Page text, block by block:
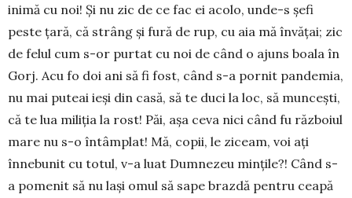
inimă cu noi! Și nu zic de ce fac ei acolo, unde-s șefi
peste țară, că strâng și fură de rup, cu aia mă învățai; zic
de felul cum s-or purtat cu noi de când o ajuns boala în
Gorj. Acu fo doi ani să fi fost, când s-a pornit pandemia,
nu mai pu­teai ieși din casă, să te duci la loc, să muncești,
că te lua miliția la rost! Păi, așa ceva nici când fu răz­boiul
mare nu s-o întâmplat! Mă, copii, le zi­ceam, voi ați
înnebunit cu totul, v-a luat Dum­nezeu min­țile?! Când s-
a pomenit să nu lași omul să sape braz­dă pentru ceapă